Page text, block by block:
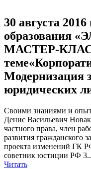
30 августа
образования
МАСТЕР-
Модернизация
юридических
Своими знаниями и
Денис Васильевич
частного права, член
развития гражданского
проекта изменений ГК
советник юстиции РФ
Читать